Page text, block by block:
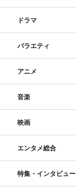
ドラマ
バラエティ
アニメ
音楽
映画
エンタメ総合
特集・インタビュー